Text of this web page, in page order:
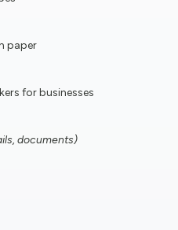
paper
for businesses
documents)